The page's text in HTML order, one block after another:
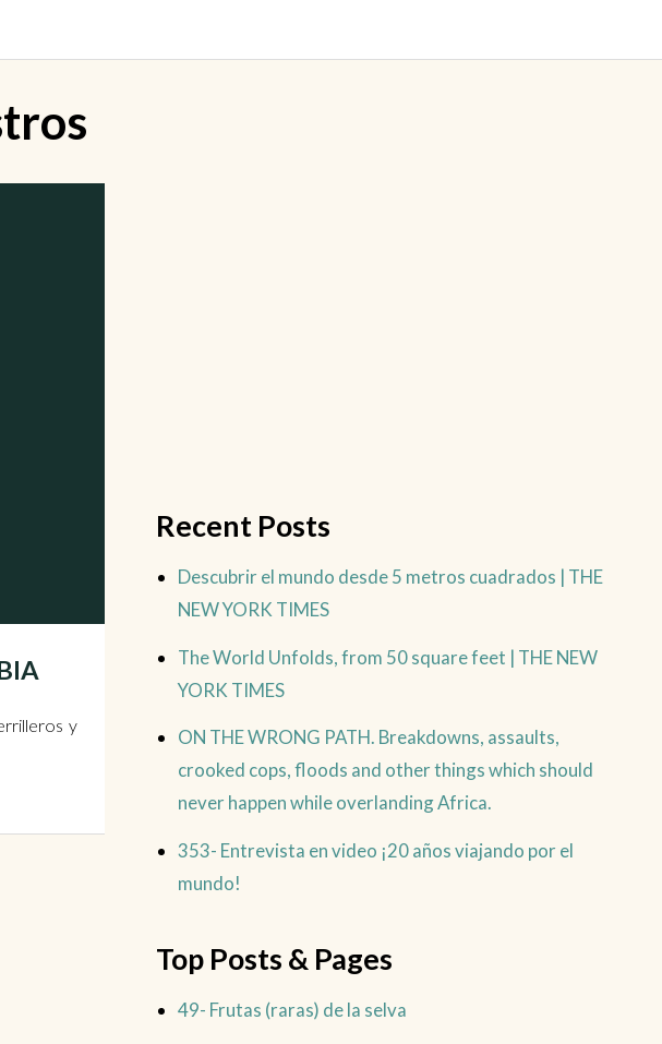
y
Recent Posts
Descubrir el mundo desde 5 metros cuadrados | THE
NEW YORK TIMES
The World Unfolds, from 50 square feet | THE NEW
YORK TIMES
ON THE WRONG PATH. Breakdowns, assaults,
crooked cops, floods and other things which should
never happen while overlanding Africa.
353- Entrevista en video ¡20 años viajando por el
mundo!
Top Posts & Pages
49- Frutas (raras) de la selva